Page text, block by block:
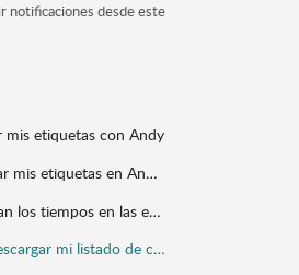
notificaciones desde este
etiquetas con Andy
¿Cómo configurar mis etiquetas en Andy con un documento Excel?
¿Cómo se calculan los tiempos en las etiquetas?
¿Cómo puedo descargar mi listado de caducidades?